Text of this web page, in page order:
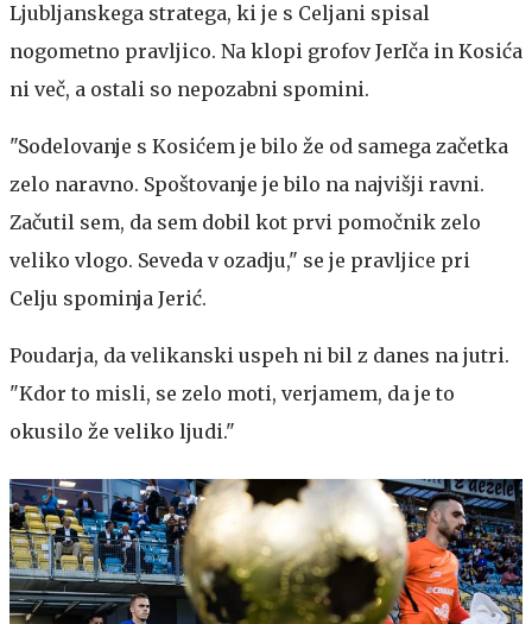
Ljubljanskega stratega, ki je s Celjani spisal
nogometno pravljico. Na klopi grofov JerIča in Kosića
ni več, a ostali so nepozabni spomini.
"Sodelovanje s Kosićem je bilo že od samega začetka
zelo naravno. Spoštovanje je bilo na najvišji ravni.
Začutil sem, da sem dobil kot prvi pomočnik zelo
veliko vlogo. Seveda v ozadju," se je pravljice pri
Celju spominja Jerić.
Poudarja, da velikanski uspeh ni bil z danes na jutri.
"Kdor to misli, se zelo moti, verjamem, da je to
okusilo že veliko ljudi."